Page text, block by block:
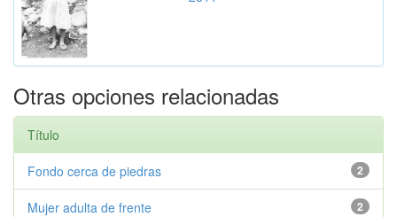
Otras opciones relacionadas
Título
2
Fondo cerca de piedras
2
Mujer adulta de frente